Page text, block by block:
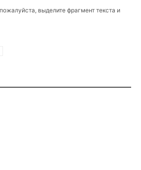
выделите фрагмент текста и